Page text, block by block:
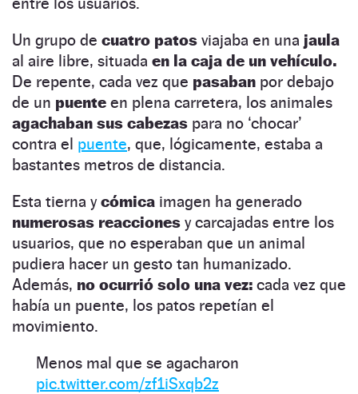
Un grupo de cuatro patos viajaba en una jaula
al aire libre, situada en la caja de un vehículo.
De repente, cada vez que pasaban por debajo
de un puente en plena carretera, los animales
agachaban sus cabezas para no ‘chocar’
contra el puente, que, lógicamente, estaba a
bastantes metros de distancia.
Esta tierna ycómica imagen ha generado
numerosas reacciones y carcajadas entre los
usuarios, que no esperaban que un animal
pudiera hacer un gesto tan humanizado.
Además, no ocurrió solo una vez: cada vez que
había un puente, los patos repetían el
movimiento.
Menos mal que se agacharon
pic.twitter.com/zf1iSxqb2z